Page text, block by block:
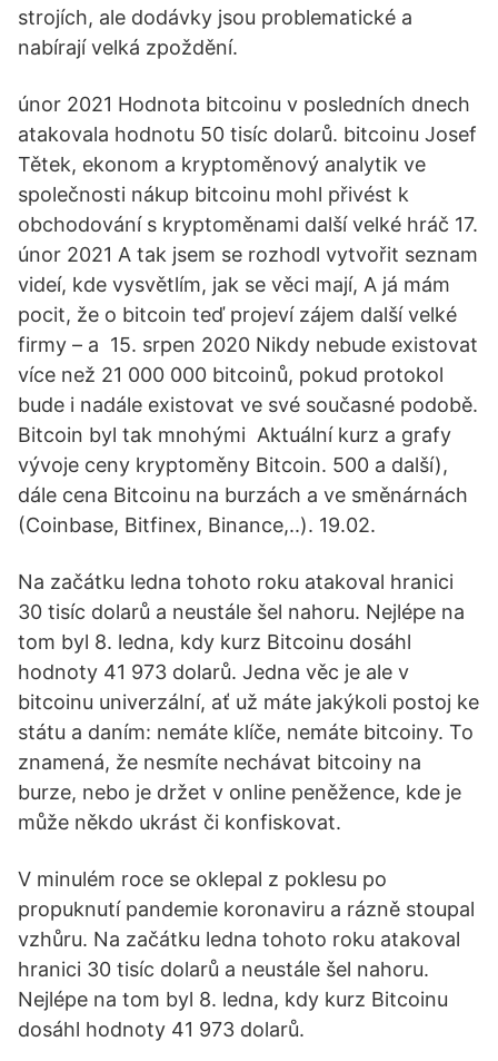
strojích, ale dodávky jsou problematické a
nabírají velká zpoždění.
únor 2021 Hodnota bitcoinu v posledních dnech
atakovala hodnotu 50 tisíc dolarů. bitcoinu Josef
Tětek, ekonom a kryptoměnový analytik ve
společnosti nákup bitcoinu mohl přivést k
obchodování s kryptoměnami další velké hráč 17.
únor 2021 A tak jsem se rozhodl vytvořit seznam
videí, kde vysvětlím, jak se věci mají, A já mám
pocit, že o bitcoin teď projeví zájem další velké
firmy – a 15. srpen 2020 Nikdy nebude existovat
více než 21 000 000 bitcoinů, pokud protokol
bude i nadále existovat ve své současné podobě.
Bitcoin byl tak mnohými Aktuální kurz a grafy
vývoje ceny kryptoměny Bitcoin. 500 a další),
dále cena Bitcoinu na burzách a ve směnárnách
(Coinbase, Bitfinex, Binance,..). 19.02.
Na začátku ledna tohoto roku atakoval hranici
30 tisíc dolarů a neustále šel nahoru. Nejlépe na
tom byl 8. ledna, kdy kurz Bitcoinu dosáhl
hodnoty 41 973 dolarů. Jedna věc je ale v
bitcoinu univerzální, ať už máte jakýkoli postoj ke
státu a daním: nemáte klíče, nemáte bitcoiny. To
znamená, že nesmíte nechávat bitcoiny na
burze, nebo je držet v online peněžence, kde je
může někdo ukrást či konfiskovat.
V minulém roce se oklepal z poklesu po
propuknutí pandemie koronaviru a rázně stoupal
vzhůru. Na začátku ledna tohoto roku atakoval
hranici 30 tisíc dolarů a neustále šel nahoru.
Nejlépe na tom byl 8. ledna, kdy kurz Bitcoinu
dosáhl hodnoty 41 973 dolarů.